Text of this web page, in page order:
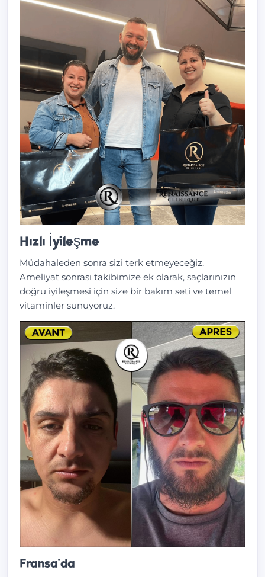
Hızlı İyileşme
Müdahaleden sonra sizi terk etmeyeceğiz.
Ameliyat sonrası takibimize ek olarak, saçlarınızın
doğru iyileşmesi için size bir bakım seti ve temel
vitaminler sunuyoruz.
Fransa'da